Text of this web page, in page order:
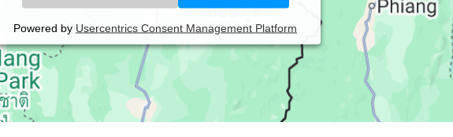
Powered by Usercentrics Consent Management Platform